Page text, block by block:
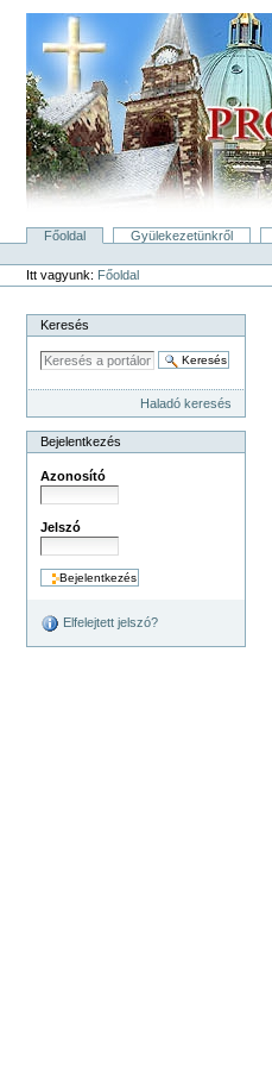
tartalomhoz
Ugrás
navigációhoz
Bekezdések
Főoldal Gyülekezetünkről
Személyes
eszközök
Itt vagyunk: Főoldal
Keresés
Haladó keresés
Bejelentkezés
Azonosító
Jelszó
Elfelejtett jelszó?